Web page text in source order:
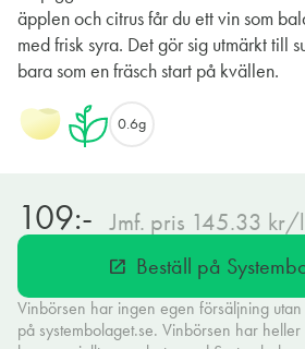
äpplen och citrus får du ett vin som
med frisk syra. Det gör sig utmärkt till
bara som en fräsch start på kvällen.
0.6g
109:- Jmf. pris 145.33 kr/l
open_in_new Beställ på
Vinbörsen har ingen egen försäljning
på systembolaget.se. Vinbörsen har